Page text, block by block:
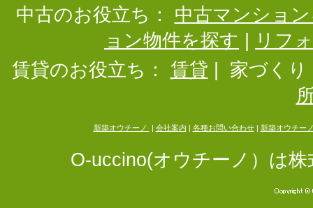
中古のお役立ち：
中古マンショ
ョン物件を探す
リフ
賃貸のお役立ち：
賃貸
家づくり
新築オウチーノ 会社案内 各種お問い合わせ| 新築オウチー
O-uccino(オウチーノ）は